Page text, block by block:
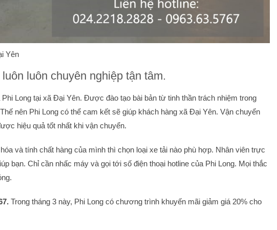
Yên
luôn chuyên nghiệp tận tâm.
Long tại xã Đại Yên. Được đào tạo bài bản từ tinh thần trách nhiệm trong
nên Phi Long có thể cam kết sẽ giúp khách hàng xã Đại Yên. Vận chuyển
hiệu quả tốt nhất khi vận chuyển.
và tính chất hàng của mình thì chọn loại xe tải nào phù hợp. Nhân viên trực
bạn. Chỉ cần nhấc máy và gọi tới số điện thoại hotline của Phi Long. Mọi thắc
Trong tháng 3 này, Phi Long có chương trình khuyến mãi giảm giá 20% cho